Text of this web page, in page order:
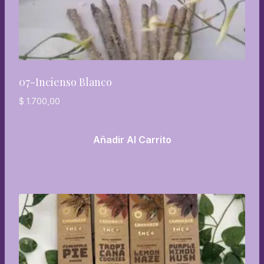
07-Incienso Blanco
$ 1.700,00
Añadir Al Carrito